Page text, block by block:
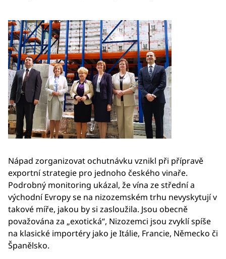
Nápad zorganizovat ochutnávku vznikl při přípravě
exportní strategie pro jednoho českého vinaře.
Podrobný monitoring ukázal, že vína ze střední a
východní Evropy se na nizozemském trhu nevyskytují v
takové míře, jakou by si zasloužila. Jsou obecně
považována za „exotická“, Nizozemci jsou zvyklí spíše
na klasické importéry jako je Itálie, Francie, Německo či
Španělsko.